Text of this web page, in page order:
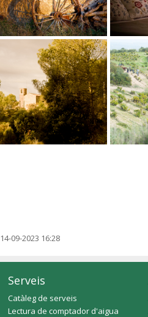
14-09-2023 16:28
Serveis
Catàleg de serveis
Lectura de comptador d'aigua